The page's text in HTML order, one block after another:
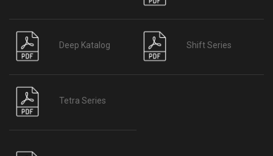
Deep Katalog Shift Series
Tetra Series